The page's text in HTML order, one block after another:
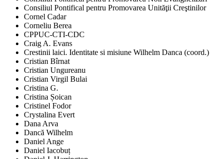
Consiliul Pontifical pentru Promovarea Unităţii Creştinilor
Cornel Cadar
Corneliu Berea
CPPUC-CTI-CDC
Craig A. Evans
Crestinii laici. Identitate si misiune Wilhelm Danca (coord.)
Cristian Bîrnat
Cristian Ungureanu
Cristian Virgil Bulai
Cristina G.
Cristina Șoican
Cristinel Fodor
Crystalina Evert
Dana Arva
Dancă Wilhelm
Daniel Ange
Daniel Iacobuț